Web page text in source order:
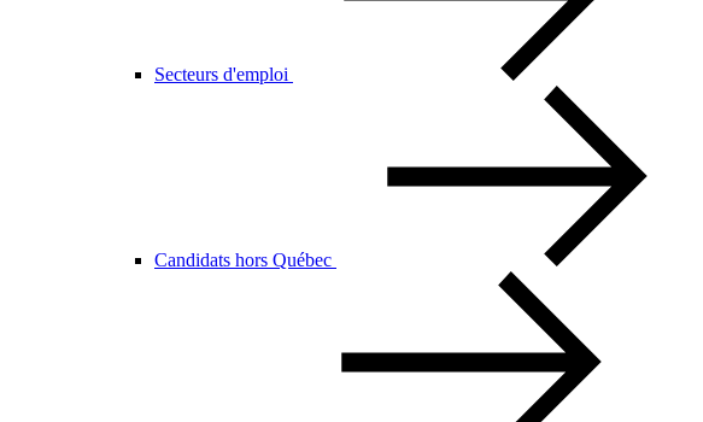
Secteurs d'emploi
Candidats hors Québec